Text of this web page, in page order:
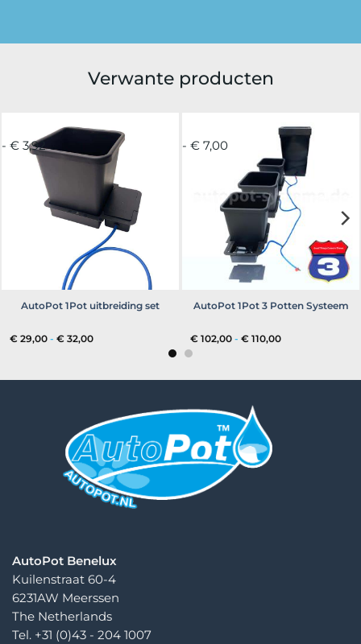
Verwante producten
- € 3,92
AutoPot 1Pot uitbreiding set
€ 29,00 - € 32,00Prijsklasse:
- € 7,00
AutoPot 1Pot 3 Potten Systeem
€ 102,00 - € 110,00Prijsklasse:
AutoPot Benelux
Kuilenstraat 60-4
6231AW Meerssen
The Netherlands
Tel. +31 (0)43 - 204 1007